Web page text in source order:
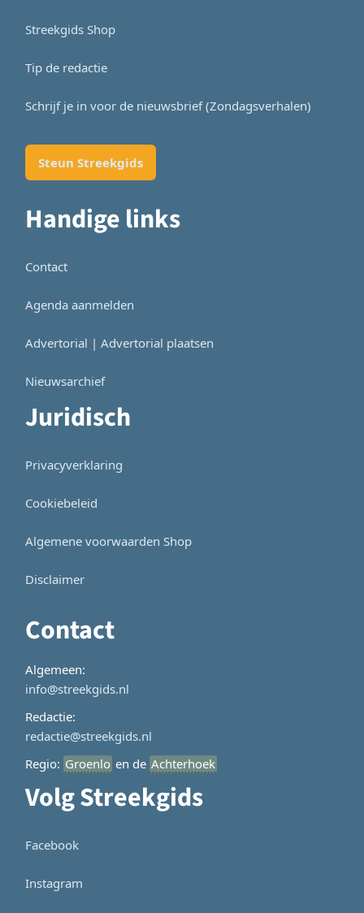
Streekgids Shop
Tip de redactie
Schrijf je in voor de nieuwsbrief (Zondagsverhalen)
Steun Streekgids
Handige links
Contact
Agenda aanmelden
Advertorial | Advertorial plaatsen
Nieuwsarchief
Juridisch
Privacyverklaring
Cookiebeleid
Algemene voorwaarden Shop
Disclaimer
Contact
Algemeen:
info@streekgids.nl
Redactie:
redactie@streekgids.nl
Regio: Groenlo en de Achterhoek
Volg Streekgids
Facebook
Instagram